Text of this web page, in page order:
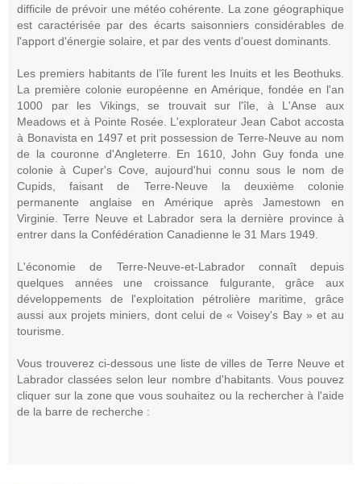
difficile de prévoir une météo cohérente. La zone géographique
est caractérisée par des écarts saisonniers considérables de
l'apport d'énergie solaire, et par des vents d'ouest dominants.
Les premiers habitants de l’île furent les Inuits et les Beothuks.
La première colonie européenne en Amérique, fondée en l'an
1000 par les Vikings, se trouvait sur l'île, à L'Anse aux
Meadows et à Pointe Rosée. L'explorateur Jean Cabot accosta
à Bonavista en 1497 et prit possession de Terre-Neuve au nom
de la couronne d'Angleterre. En 1610, John Guy fonda une
colonie à Cuper's Cove, aujourd'hui connu sous le nom de
Cupids, faisant de Terre-Neuve la deuxième colonie
permanente anglaise en Amérique après Jamestown en
Virginie. Terre Neuve et Labrador sera la dernière province à
entrer dans la Confédération Canadienne le 31 Mars 1949.
L'économie de Terre-Neuve-et-Labrador connaît depuis
quelques années une croissance fulgurante, grâce aux
développements de l'exploitation pétrolière maritime, grâce
aussi aux projets miniers, dont celui de « Voisey's Bay » et au
tourisme.
Vous trouverez ci-dessous une liste de villes de Terre Neuve et
Labrador classées selon leur nombre d'habitants. Vous pouvez
cliquer sur la zone que vous souhaitez ou la rechercher à l'aide
de la barre de recherche :